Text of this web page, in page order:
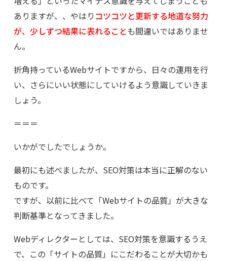
ありますが、、やはり コツコツと更新する地道な努力
が、少しずつ結果に表れることも間違いではありませ
ん。
折角持っているWebサイトですから、日々の運用を行
い、さらにいい状態にしていけるよう意識していきま
しょう。
＝＝＝
いかがでしたでしょうか。
最初にも述べましたが、SEO対策は本当に正解のない
ものです。
ですが、以前に比べて「Webサイトの品質」が大きな
判断基準となってきました。
Webディレクターとしては、SEO対策を意識するうえ
で、この「サイトの品質」にこだわることが大切かも